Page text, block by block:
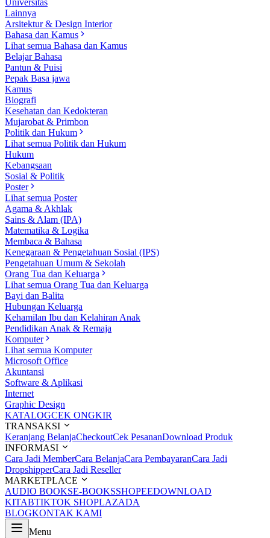
Universitas
Lainnya
Arsitektur & Design Interior
Bahasa dan Kamus
Lihat semua Bahasa dan Kamus
Belajar Bahasa
Pantun & Puisi
Pepak Basa jawa
Kamus
Biografi
Kesehatan dan Kedokteran
Mujarobat & Primbon
Politik dan Hukum
Lihat semua Politik dan Hukum
Hukum
Kebangsaan
Sosial & Politik
Poster
Lihat semua Poster
Agama & Akhlak
Sains & Alam (IPA)
Matematika & Logika
Membaca & Bahasa
Kenegaraan & Pengetahuan Sosial (IPS)
Pengetahuan Umum & Sekolah
Orang Tua dan Keluarga
Lihat semua Orang Tua dan Keluarga
Bayi dan Balita
Hubungan Keluarga
Kehamilan Ibu dan Kelahiran Anak
Pendidikan Anak & Remaja
Komputer
Lihat semua Komputer
Microsoft Office
Akuntansi
Software & Aplikasi
Internet
Graphic Design
KATALOGCEK ONGKIR
TRANSAKSI
Keranjang BelanjaCheckoutCek PesananDownload Produk
INFORMASI
Cara Jadi MemberCara BelanjaCara PembayaranCara Jadi
DropshipperCara Jadi Reseller
MARKETPLACE
AUDIO BOOKSE-BOOKSSHOPEEDOWNLOAD
KITABTIKTOK SHOPLAZADA
BLOGKONTAK KAMI
Menu